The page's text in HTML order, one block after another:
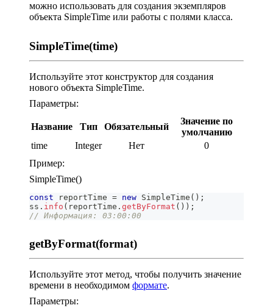
можно использовать для создания экземпляров
объекта SimpleTime или работы с полями класса.
SimpleTime(time)
Используйте этот конструктор для создания
нового объекта SimpleTime.
Параметры:
Название Тип Обязательный
Значение по
умолчанию
time
Integer Нет
0
Пример:
SimpleTime()
const reportTime = new SimpleTime ( ) ;
ss . info ( reportTime . getByFormat ( ) ) ;
// Информация: 03:00:00
getByFormat(format)
Используйте этот метод, чтобы получить значение
времени в необходимом формате.
Параметры: